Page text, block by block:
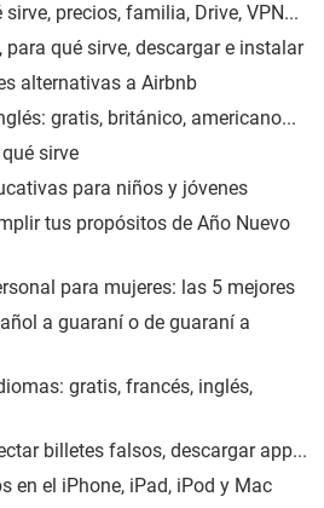
precios, familia, Drive, VPN...
para qué sirve, descargar e instalar
alternativas a Airbnb
gratis, británico, americano...
sirve
para niños y jóvenes
tus propósitos de Año Nuevo
para mujeres: las 5 mejores
a guaraní o de guaraní a
gratis, francés, inglés,
billetes falsos, descargar app...
en el iPhone, iPad, iPod y Mac